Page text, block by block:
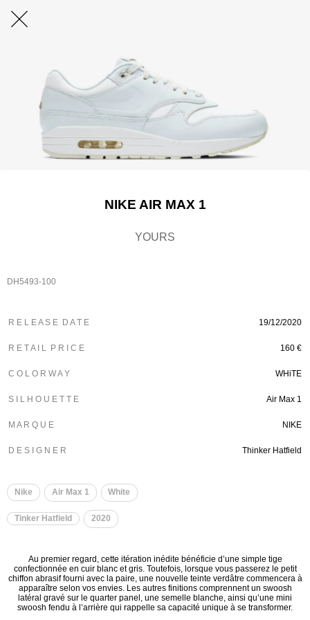
NIKE AIR MAX 1
YOURS
DH5493-100
R E L E A S E D A T E 19/12/2020
R E T A I L P R I C E 160 €
C O L O R W A Y WHiTE
S I L H O U E T T E Air Max 1
M A R Q U E NIKE
D E S I G N E R Thinker Hatfield
Nike Air Max 1 White
Tinker Hatfield 2020
Au premier regard, cette itération inédite bénéficie d’une simple tige
confectionnée en cuir blanc et gris. Toutefois, lorsque vous passerez le petit
chiffon abrasif fourni avec la paire, une nouvelle teinte verdâtre commencera à
apparaître selon vos envies. Les autres finitions comprennent un swoosh
latéral gravé sur le quarter panel, une semelle blanche, ainsi qu’une mini
swoosh fendu à l’arrière qui rappelle sa capacité unique à se transformer.